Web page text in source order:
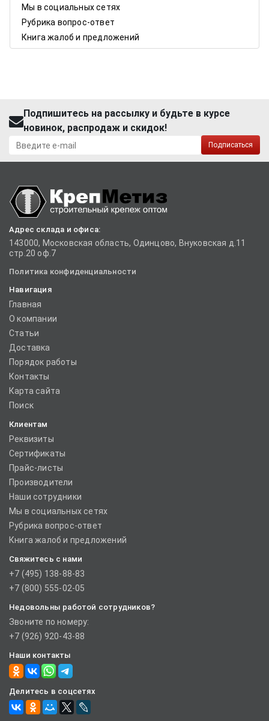
Мы в социальных сетях
Рубрика вопрос-ответ
Книга жалоб и предложений
Подпишитесь на рассылку и будьте в курсе
новинок, распродаж и скидок!
Подписаться
Адрес склада и офиса:
143000, Московская область, Одинцово, Внуковская д.11
стр.20 оф.7
Политика конфиденциальности
Навигация
Главная
О компании
Статьи
Доставка
Порядок работы
Контакты
Карта сайта
Поиск
Клиентам
Реквизиты
Сертификаты
Прайс-листы
Производители
Наши сотрудники
Мы в социальных сетях
Рубрика вопрос-ответ
Книга жалоб и предложений
Свяжитесь с нами
+7 (495) 138-88-83
+7 (800) 555-02-05
Недовольны работой сотрудников?
Звоните по номеру:
+7 (926) 920-43-88
Наши контакты
Делитесь в соцсетях